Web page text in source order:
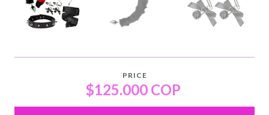
PRICE
$125.000 COP